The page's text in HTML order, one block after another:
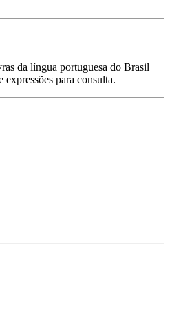
da língua portuguesa do Brasil
para consulta.